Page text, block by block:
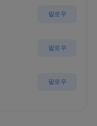
팔로우
팔로우
팔로우